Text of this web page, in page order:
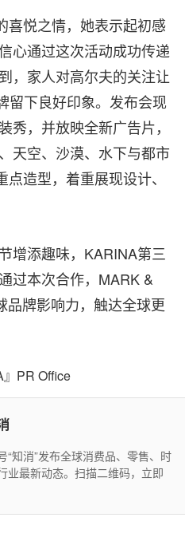
喜悦之情，她表示起初感
心通过这次活动成功传递
，家人对高尔夫的关注让
留下良好印象。发布会现
秀，并放映全新广告片，
天空、沙漠、水下与都市
造型，着重展现设计、
增添趣味，KARINA第三
过本次合作，MARK &
品牌影响力，触达全球更
PR Office
“知消”发布全球消费品、零售、时
业最新动态。扫描二维码，立即